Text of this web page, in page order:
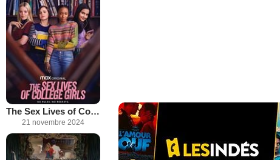
The Sex Lives of College Girls
21 novembre 2024